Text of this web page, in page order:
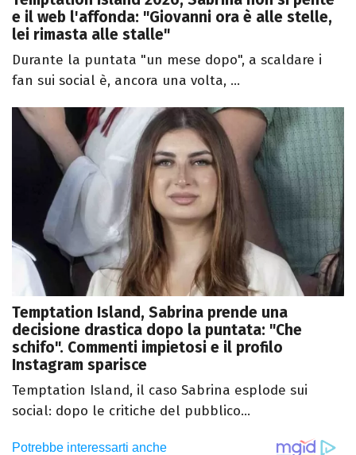
e il web l'affonda: "Giovanni ora è alle stelle,
lei rimasta alle stalle"
Durante la puntata "un mese dopo", a scaldare i
fan sui social è, ancora una volta, ...
Temptation Island, Sabrina prende una
decisione drastica dopo la puntata: "Che
schifo". Commenti impietosi e il profilo
Instagram sparisce
Temptation Island, il caso Sabrina esplode sui
social: dopo le critiche del pubblico...